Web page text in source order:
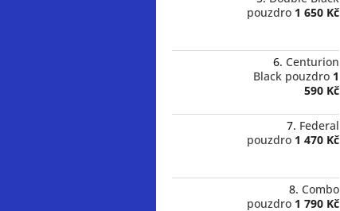
pouzdro 1 650 Kč
Centurion
Black pouzdro 1
590 Kč
Federal
pouzdro 1 470 Kč
Combo
pouzdro 1 790 Kč